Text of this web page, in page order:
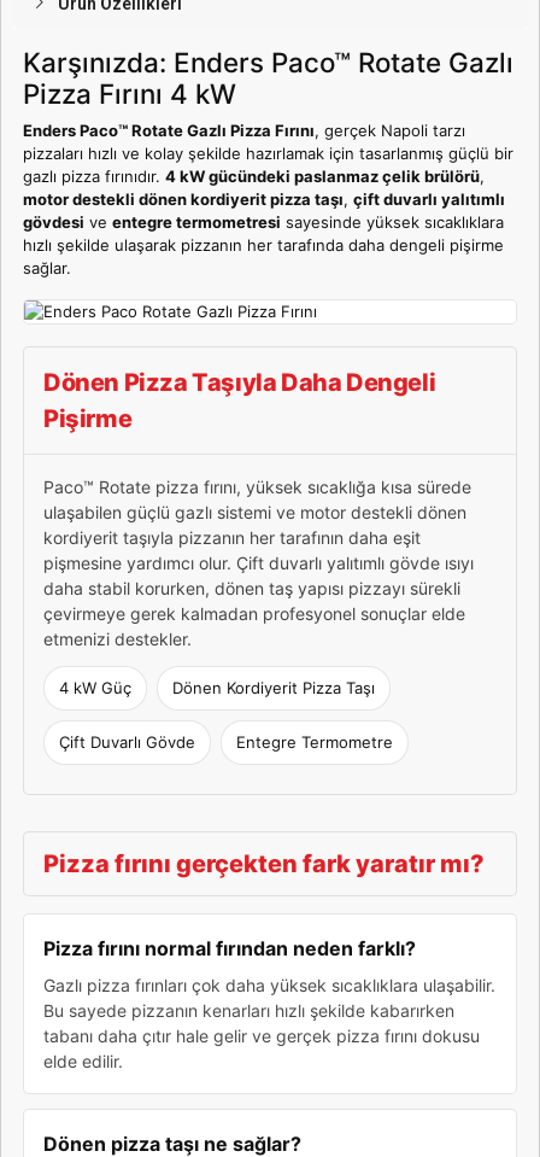
Karşınızda: Enders Paco™ Rotate Gazlı
Pizza Fırını 4 kW
Enders Paco™ Rotate Gazlı Pizza Fırını, gerçek Napoli tarzı
pizzaları hızlı ve kolay şekilde hazırlamak için tasarlanmış güçlü bir
gazlı pizza fırınıdır. 4 kW gücündeki paslanmaz çelik brülörü,
motor destekli dönen kordiyerit pizza taşı, çift duvarlı yalıtımlı
gövdesi ve entegre termometresi sayesinde yüksek sıcaklıklara
hızlı şekilde ulaşarak pizzanın her tarafında daha dengeli pişirme
sağlar.
Dönen Pizza Taşıyla Daha Dengeli
Pişirme
Paco™ Rotate pizza fırını, yüksek sıcaklığa kısa sürede
ulaşabilen güçlü gazlı sistemi ve motor destekli dönen
kordiyerit taşıyla pizzanın her tarafının daha eşit
pişmesine yardımcı olur. Çift duvarlı yalıtımlı gövde ısıyı
daha stabil korurken, dönen taş yapısı pizzayı sürekli
çevirmeye gerek kalmadan profesyonel sonuçlar elde
etmenizi destekler.
4 kW Güç Dönen Kordiyerit Pizza Taşı
Çift Duvarlı Gövde Entegre Termometre
Pizza fırını gerçekten fark yaratır mı?
Pizza fırını normal fırından neden farklı?
Gazlı pizza fırınları çok daha yüksek sıcaklıklara ulaşabilir.
Bu sayede pizzanın kenarları hızlı şekilde kabarırken
tabanı daha çıtır hale gelir ve gerçek pizza fırını dokusu
elde edilir.
Dönen pizza taşı ne sağlar?